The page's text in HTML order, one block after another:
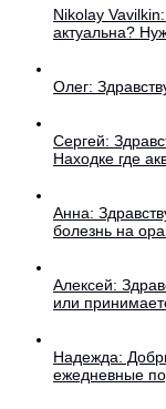
Nikolay
актуальна?
Олег:
Сергей:
Находке где
Анна:
болезнь на
Алексей:
или
Надежда:
ежедневные